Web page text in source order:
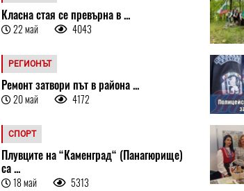
Класна стая се превърна в ...
22 май 4043
РЕГИОНЪТ
Ремонт затвори път в района ...
20 май 4172
СПОРТ
Плувците на “Каменград“ (Панагюрище)
са ...
18 май 5313